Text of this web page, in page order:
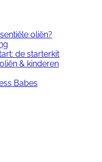
oliën?
de starterkit
& kinderen
Babes